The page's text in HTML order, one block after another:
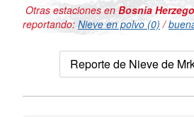
Otras estaciones enBosnia
reportando: Nieve en polvo (0) /
Reporte de Nieve de